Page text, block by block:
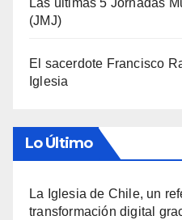
Las últimas 5 Jornadas
(JMJ)
El sacerdote Francisco
Iglesia
Lo Último
La Iglesia de Chile, un
transformación digital